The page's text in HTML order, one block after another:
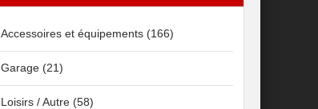
Accessoires et équipements (166)
Garage (21)
Loisirs / Autre (58)